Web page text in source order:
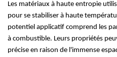
Les matériaux à haute entropie
pour se stabiliser à haute
potentiel applicatif comprend les
à combustible. Leurs propriétés
précise en raison de l'immense